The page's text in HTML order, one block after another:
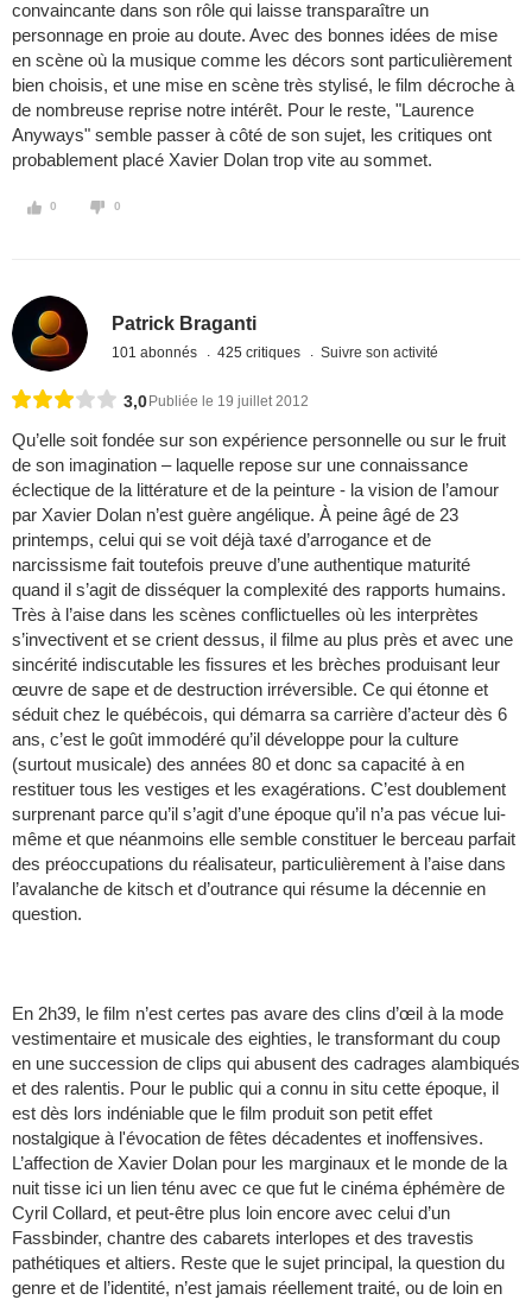
convaincante dans son rôle qui laisse transparaître un
personnage en proie au doute. Avec des bonnes idées de mise
en scène où la musique comme les décors sont particulièrement
bien choisis, et une mise en scène très stylisé, le film décroche à
de nombreuse reprise notre intérêt. Pour le reste, "Laurence
Anyways" semble passer à côté de son sujet, les critiques ont
probablement placé Xavier Dolan trop vite au sommet.
0 0
Patrick Braganti
101 abonnés 425 critiques Suivre son activité
3,0 Publiée le 19 juillet 2012
Qu’elle soit fondée sur son expérience personnelle ou sur le fruit
de son imagination – laquelle repose sur une connaissance
éclectique de la littérature et de la peinture - la vision de l’amour
par Xavier Dolan n’est guère angélique. À peine âgé de 23
printemps, celui qui se voit déjà taxé d’arrogance et de
narcissisme fait toutefois preuve d’une authentique maturité
quand il s’agit de disséquer la complexité des rapports humains.
Très à l’aise dans les scènes conflictuelles où les interprètes
s’invectivent et se crient dessus, il filme au plus près et avec une
sincérité indiscutable les fissures et les brèches produisant leur
œuvre de sape et de destruction irréversible. Ce qui étonne et
séduit chez le québécois, qui démarra sa carrière d’acteur dès 6
ans, c’est le goût immodéré qu’il développe pour la culture
(surtout musicale) des années 80 et donc sa capacité à en
restituer tous les vestiges et les exagérations. C’est doublement
surprenant parce qu’il s’agit d’une époque qu’il n’a pas vécue lui-
même et que néanmoins elle semble constituer le berceau parfait
des préoccupations du réalisateur, particulièrement à l’aise dans
l’avalanche de kitsch et d’outrance qui résume la décennie en
question.
En 2h39, le film n’est certes pas avare des clins d’œil à la mode
vestimentaire et musicale des eighties, le transformant du coup
en une succession de clips qui abusent des cadrages alambiqués
et des ralentis. Pour le public qui a connu in situ cette époque, il
est dès lors indéniable que le film produit son petit effet
nostalgique à l'évocation de fêtes décadentes et inoffensives.
L’affection de Xavier Dolan pour les marginaux et le monde de la
nuit tisse ici un lien ténu avec ce que fut le cinéma éphémère de
Cyril Collard, et peut-être plus loin encore avec celui d’un
Fassbinder, chantre des cabarets interlopes et des travestis
pathétiques et altiers. Reste que le sujet principal, la question du
genre et de l’identité, n’est jamais réellement traité, ou de loin en